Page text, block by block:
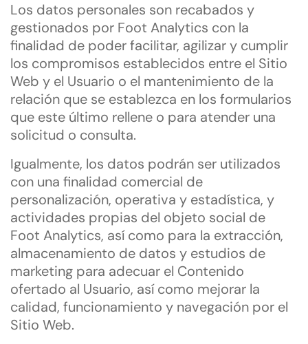
Los datos personales son recabados y
gestionados por Foot Analytics con la
finalidad de poder facilitar, agilizar y cumplir
los compromisos establecidos entre el Sitio
Web y el Usuario o el mantenimiento de la
relación que se establezca en los formularios
que este último rellene o para atender una
solicitud o consulta.
Igualmente, los datos podrán ser utilizados
con una finalidad comercial de
personalización, operativa y estadística, y
actividades propias del objeto social de
Foot Analytics, así como para la extracción,
almacenamiento de datos y estudios de
marketing para adecuar el Contenido
ofertado al Usuario, así como mejorar la
calidad, funcionamiento y navegación por el
Sitio Web.